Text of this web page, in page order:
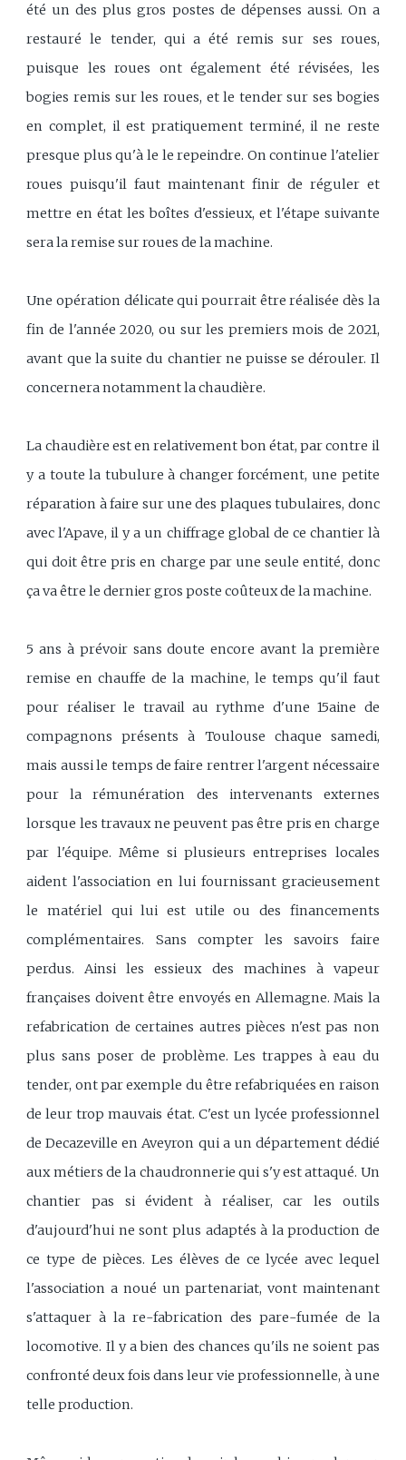
été un des plus gros postes de dépenses aussi. On a
restauré le tender, qui a été remis sur ses roues,
puisque les roues ont également été révisées, les
bogies remis sur les roues, et le tender sur ses bogies
en complet, il est pratiquement terminé, il ne reste
presque plus qu'à le le repeindre. On continue l'atelier
roues puisqu'il faut maintenant finir de réguler et
mettre en état les boîtes d'essieux, et l'étape suivante
sera la remise sur roues de la machine.
Une opération délicate qui pourrait être réalisée dès la
fin de l'année 2020, ou sur les premiers mois de 2021,
avant que la suite du chantier ne puisse se dérouler. Il
concernera notamment la chaudière.
La chaudière est en relativement bon état, par contre il
y a toute la tubulure à changer forcément, une petite
réparation à faire sur une des plaques tubulaires, donc
avec l'Apave, il y a un chiffrage global de ce chantier là
qui doit être pris en charge par une seule entité, donc
ça va être le dernier gros poste coûteux de la machine.
5 ans à prévoir sans doute encore avant la première
remise en chauffe de la machine, le temps qu'il faut
pour réaliser le travail au rythme d'une 15aine de
compagnons présents à Toulouse chaque samedi,
mais aussi le temps de faire rentrer l'argent nécessaire
pour la rémunération des intervenants externes
lorsque les travaux ne peuvent pas être pris en charge
par l'équipe. Même si plusieurs entreprises locales
aident l'association en lui fournissant gracieusement
le matériel qui lui est utile ou des financements
complémentaires. Sans compter les savoirs faire
perdus. Ainsi les essieux des machines à vapeur
françaises doivent être envoyés en Allemagne. Mais la
refabrication de certaines autres pièces n'est pas non
plus sans poser de problème. Les trappes à eau du
tender, ont par exemple du être refabriquées en raison
de leur trop mauvais état. C'est un lycée professionnel
de Decazeville en Aveyron qui a un département dédié
aux métiers de la chaudronnerie qui s'y est attaqué. Un
chantier pas si évident à réaliser, car les outils
d'aujourd'hui ne sont plus adaptés à la production de
ce type de pièces. Les élèves de ce lycée avec lequel
l'association a noué un partenariat, vont maintenant
s'attaquer à la re-fabrication des pare-fumée de la
locomotive. Il y a bien des chances qu'ils ne soient pas
confronté deux fois dans leur vie professionnelle, à une
telle production.